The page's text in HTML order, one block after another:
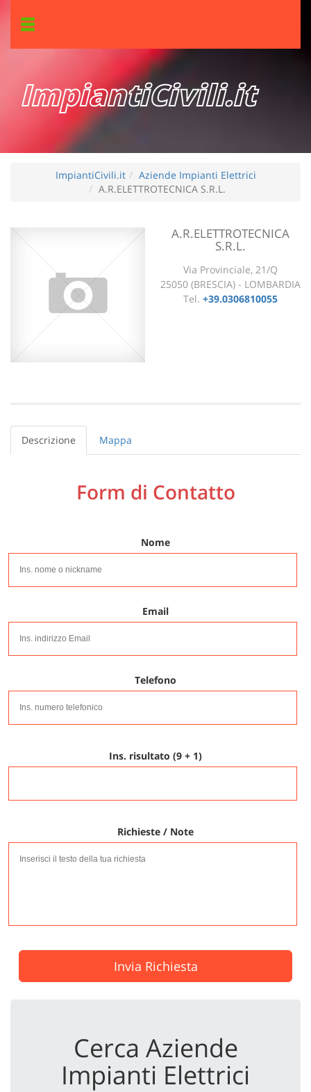
ImpiantiCivili.it
ImpiantiCivili.it
Aziende Impianti Elettrici
A.R.ELETTROTECNICA S.R.L.
A.R.ELETTROTECNICA
S.R.L.
Via Provinciale, 21/Q
25050 (BRESCIA) - LOMBARDIA
Tel. +39.0306810055
Descrizione Mappa
Form di Contatto
Nome
Email
Telefono
Ins. risultato (9 + 1)
Richieste / Note
Invia Richiesta
Cerca Aziende
Impianti Elettrici